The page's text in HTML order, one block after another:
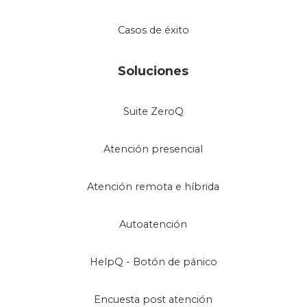
Casos de éxito
Soluciones
Suite ZeroQ
Atención presencial
Atención remota e híbrida
Autoatención
HelpQ - Botón de pánico
Encuesta post atención